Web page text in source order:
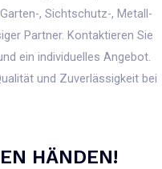
, Sichtschutz-, Metall-
Partner. Kontaktieren Sie
ein individuelles Angebot.
und Zuverlässigkeit bei
HÄNDEN!